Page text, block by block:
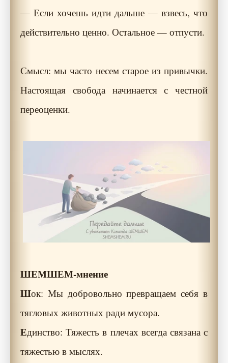
— Если хочешь идти дальше — взвесь, что
действительно ценно. Остальное — отпусти.
Смысл: мы часто несем старое из привычки.
Настоящая свобода начинается с честной
переоценки.
ШЕМШЕМ-мнение
Шок: Мы добровольно превращаем себя в
тягловых животных ради мусора.
Единство: Тяжесть в плечах всегда связана с
тяжестью в мыслях.